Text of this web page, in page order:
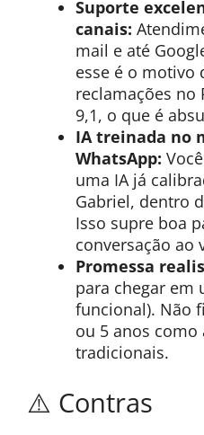
Suporte
canais:
mail e até
esse é o motivo
reclamações no
9,1, o que é
IA treinada no
WhatsApp:
uma IA já
Gabriel, dentro
Isso supre boa
conversação ao
Promessa
para chegar em
funcional). Não
ou 5 anos como
tradicionais.
⚠️ Contras